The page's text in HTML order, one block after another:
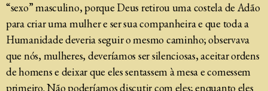
“sexo” masculino, porque Deus retirou uma costela de Adão
para criar uma mulher e ser sua companheira e que toda a
Humanidade deveria seguir o mesmo caminho; observava
que nós, mulheres, deveríamos ser silenciosas, aceitar ordens
de homens e deixar que eles sentassem à mesa e comessem
primeiro. Não poderíamos discutir com eles; enquanto eles